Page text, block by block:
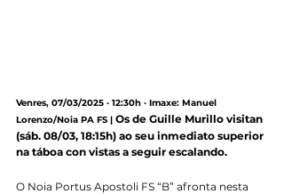
Venres, 07/03/2025 · 12:30h · Imaxe: Manuel
Lorenzo/Noia PA FS | Os de Guille Murillo visitan
(sáb. 08/03, 18:15h) ao seu inmediato superior
na táboa con vistas a seguir escalando.
O Noia Portus Apostoli FS “B” afronta nesta